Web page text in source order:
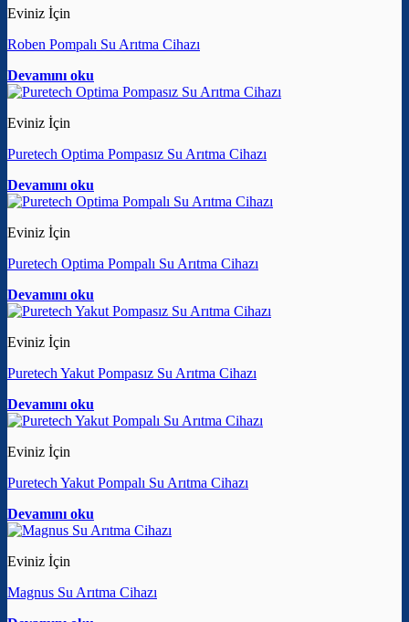
Eviniz İçin
Roben Pompalı Su Arıtma Cihazı
Devamını oku
Eviniz İçin
Puretech Optima Pompasız Su Arıtma Cihazı
Devamını oku
Eviniz İçin
Puretech Optima Pompalı Su Arıtma Cihazı
Devamını oku
Eviniz İçin
Puretech Yakut Pompasız Su Arıtma Cihazı
Devamını oku
Eviniz İçin
Puretech Yakut Pompalı Su Arıtma Cihazı
Devamını oku
Eviniz İçin
Magnus Su Arıtma Cihazı